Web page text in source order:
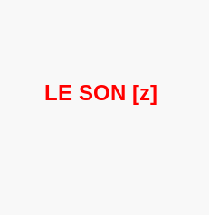
LE SON [z]